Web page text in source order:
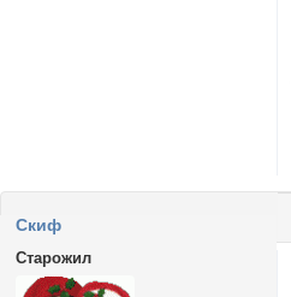
Cкиф
Старожил